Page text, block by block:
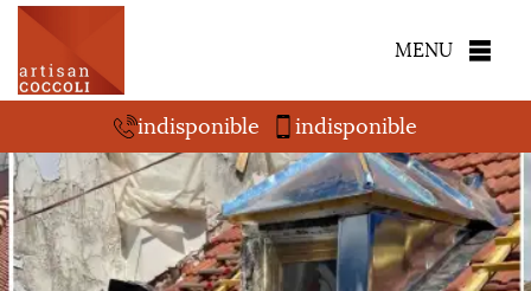
MENU
indisponible indisponible